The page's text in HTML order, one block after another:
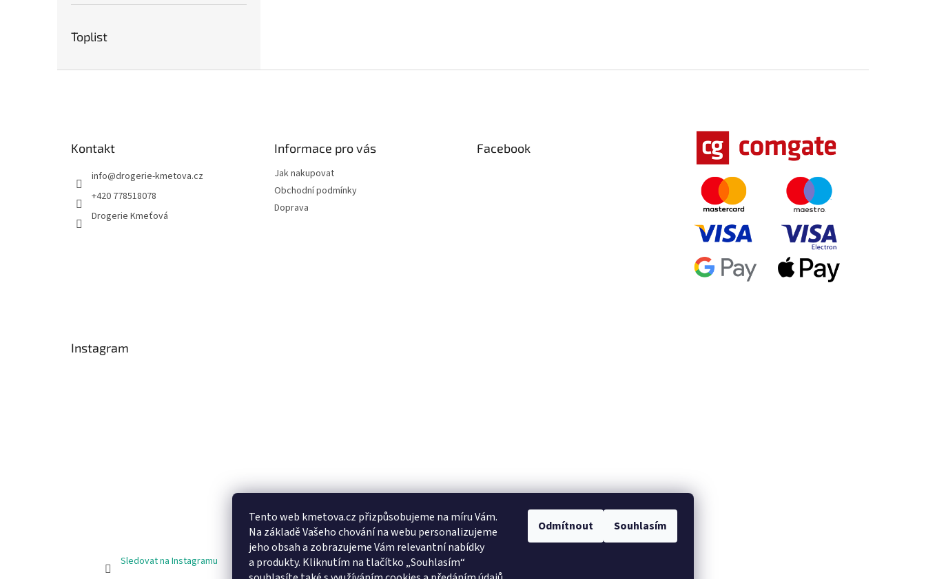
Tento web kmetova.cz přizpůsobujeme na míru Vám.
Na základě Vašeho chování na webu personalizujeme
jeho obsah a zobrazujeme Vám relevantní nabídky
a produkty. Kliknutím na tlačítko „Souhlasím“
Odmítnout Souhlasím
Toplist
Kontakt
info@drogerie-kmetova.cz
+420 778518078
Drogerie Kmeťová
Informace pro vás
Jak nakupovat
Obchodní podmínky
Doprava
Facebook
Instagram
Sledovat na Instagramu